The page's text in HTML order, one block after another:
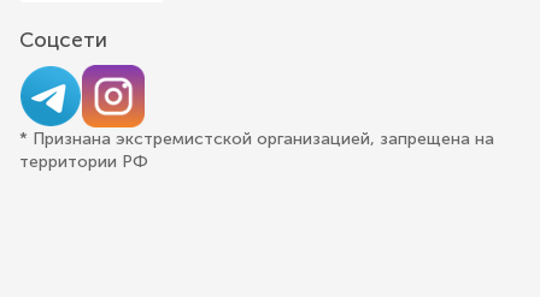
Соцсети
* Признана экстремистской организацией, запрещена на
территории РФ